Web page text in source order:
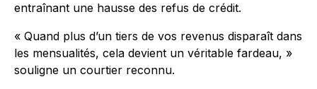
entraînant une hausse des refus de crédit.
« Quand plus d’un tiers de vos revenus disparaît dans
les mensualités, cela devient un véritable fardeau, »
souligne un courtier reconnu.